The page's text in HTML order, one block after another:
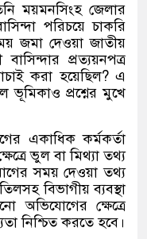
ময়মনসিংহ জেলার
পরিচয়ে চাকরি
জমা দেওয়া জাতীয়
প্রত্যয়নপত্র
করা হয়েছিল? এ
ভূমিকাও প্রশ্নের মুখে
একাধিক কর্মকর্তা
ভুল বা মিথ্যা তথ্য
সময় দেওয়া তথ্য
বিভাগীয় ব্যবস্থা
অভিযোগের ক্ষেত্রে
নিশ্চিত করতে হবে।